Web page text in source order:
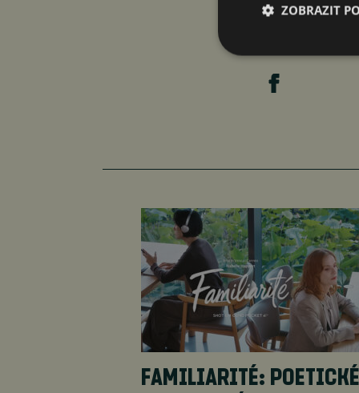
FAMILIARITÉ: POETICKÉ
ZOBRAZIT